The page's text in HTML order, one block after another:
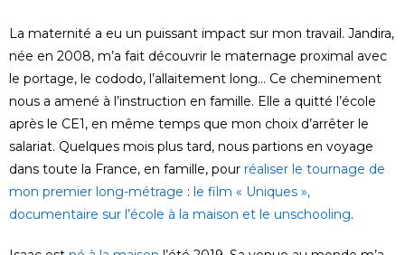
La maternité a eu un puissant impact sur mon travail. Jandira,
née en 2008, m’a fait découvrir le maternage proximal avec
le portage, le cododo, l’allaitement long… Ce cheminement
nous a amené à l’instruction en famille. Elle a quitté l’école
après le CE1, en même temps que mon choix d’arrêter le
salariat. Quelques mois plus tard, nous partions en voyage
dans toute la France, en famille, pour réaliser le tournage de
mon premier long-métrage : le film « Uniques »,
documentaire sur l’école à la maison et le unschooling.